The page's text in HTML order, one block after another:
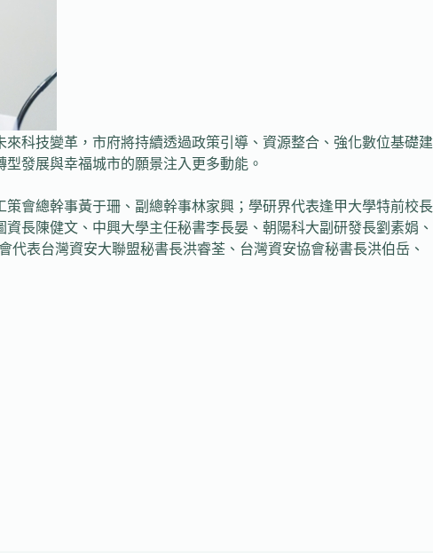
科技變革，市府將持續透過政策引導、資源整合、強化數位基礎建
發展與幸福城市的願景注入更多動能。
會總幹事黃于珊、副總幹事林家興；學研界代表逢甲大學特前校長
長陳健文、中興大學主任秘書李長晏、朝陽科大副研發長劉素娟、
表台灣資安大聯盟秘書長洪睿荃、台灣資安協會秘書長洪伯岳、